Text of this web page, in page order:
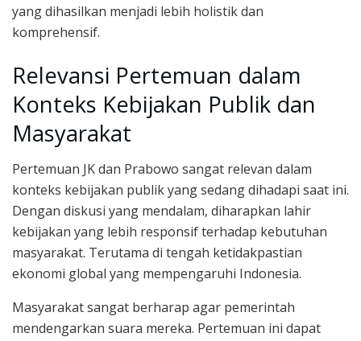
yang dihasilkan menjadi lebih holistik dan
komprehensif.
Relevansi Pertemuan dalam
Konteks Kebijakan Publik dan
Masyarakat
Pertemuan JK dan Prabowo sangat relevan dalam
konteks kebijakan publik yang sedang dihadapi saat ini.
Dengan diskusi yang mendalam, diharapkan lahir
kebijakan yang lebih responsif terhadap kebutuhan
masyarakat. Terutama di tengah ketidakpastian
ekonomi global yang mempengaruhi Indonesia.
Masyarakat sangat berharap agar pemerintah
mendengarkan suara mereka. Pertemuan ini dapat